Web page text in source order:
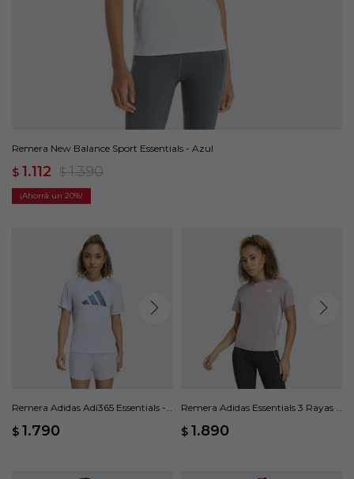
Remera New Balance Sport Essentials - Azul
$ 1.112 $ 1.390
20
Remera Adidas Adi365 Essentials -
$ 1.790
Remera Adidas Essentials 3 Rayas -
$ 1.890